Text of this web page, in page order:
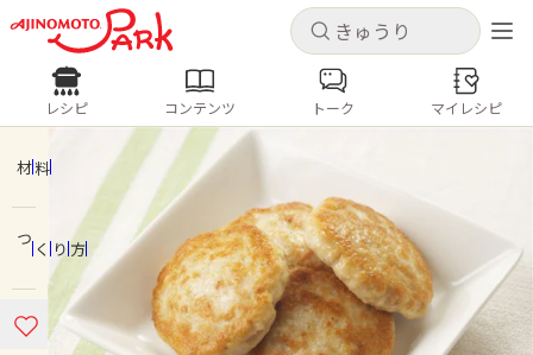
キャンセル
ログインするとレシピを保存できます
ログイン
ホーム
コンテンツ
キャンセル
レシピ コンテンツ
人気の食材・レシピ
きゅうり なす トマト
とうもろこし
ピーマン
みょうが ゴーヤ
レシピ コンテンツ トーク マイレシピ
材料
つくり方